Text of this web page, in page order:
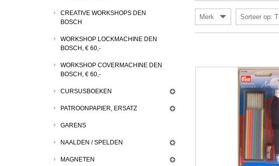
Merk Sorteer op:
CREATIVE WORKSHOPS DEN
BOSCH
WORKSHOP LOCKMACHINE DEN
BOSCH, € 60,-
WORKSHOP COVERMACHINE DEN
BOSCH, € 60,-
CURSUSBOEKEN
PATROONPAPIER, ERSATZ
GARENS
NAALDEN / SPELDEN
MAGNETEN